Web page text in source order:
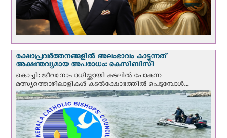
രക്ഷാപ്രവര്‍ത്തനങ്ങളില്‍ അലംഭാവം കാട്ടുന്നത്
അക്ഷന്തവ്യമായ അപരാധം: കെസിബിസി
കൊച്ചി: ജീവനോപാധിയ്ക്കായി കടലില്‍ പോകുന്ന
മത്സ്യത്തൊഴിലാളികള്‍ കടല്‍ക്ഷോഭത്തില്‍ പെടുമ്പോള്‍...